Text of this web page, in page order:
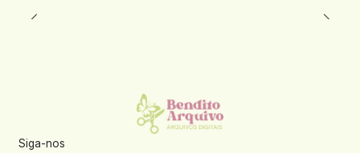
Siga-nos